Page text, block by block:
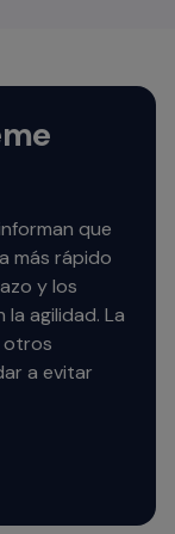
que
más rápido
y los
agilidad. La
otros
a evitar